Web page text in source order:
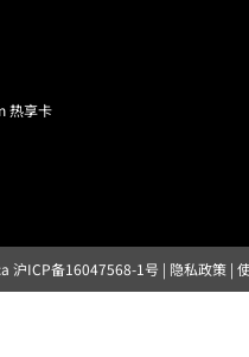
热享卡
沪ICP备16047568-1号 | 隐私政策|